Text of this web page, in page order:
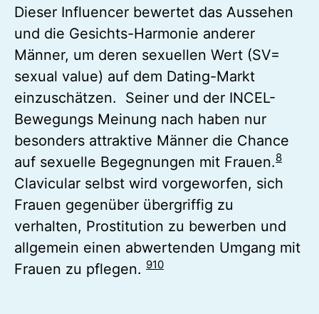
Dieser Influencer bewertet das Aussehen
und die Gesichts-Harmonie anderer
Männer, um deren sexuellen Wert (SV=
sexual value) auf dem Dating-Markt
einzuschätzen. Seiner und der INCEL-
Bewegungs Meinung nach haben nur
besonders attraktive Männer die Chance
auf sexuelle Begegnungen mit Frauen.8
Clavicular selbst wird vorgeworfen, sich
Frauen gegenüber übergriffig zu
verhalten, Prostitution zu bewerben und
allgemein einen abwertenden Umgang mit
Frauen zu pflegen. 910